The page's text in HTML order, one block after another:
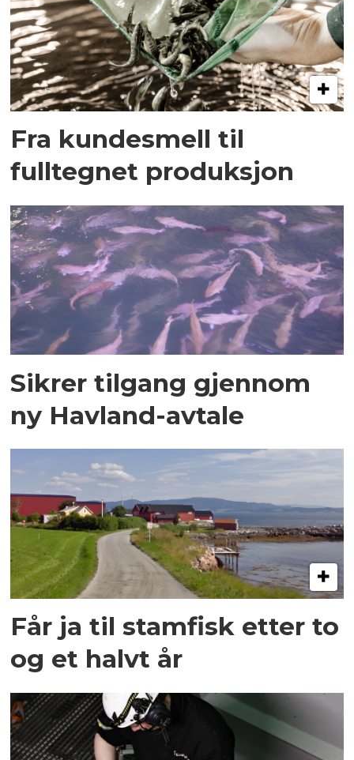
Fra kundesmell til
fulltegnet produksjon
Sikrer tilgang gjennom
ny Havland-avtale
Får ja til stamfisk etter to
og et halvt år